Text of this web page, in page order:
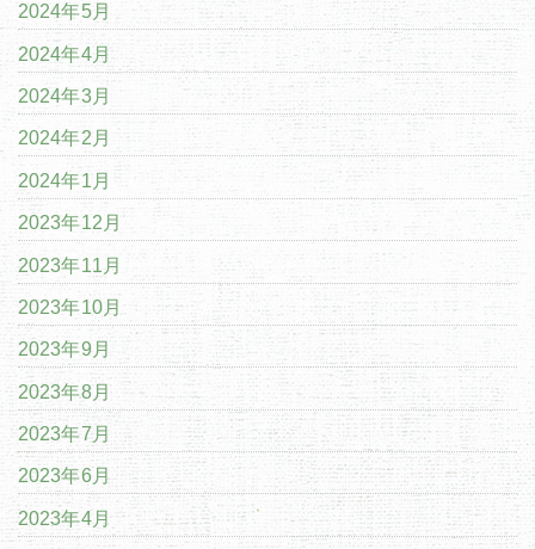
2024年5月
2024年4月
2024年3月
2024年2月
2024年1月
2023年12月
2023年11月
2023年10月
2023年9月
2023年8月
2023年7月
2023年6月
2023年4月